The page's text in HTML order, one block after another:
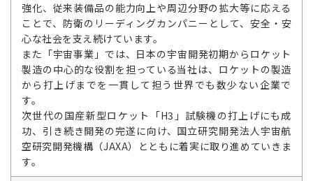
強化、従来装備品の能力向上や周辺分野の拡大等に応える
ことで、防衛のリーディングカンパニーとして、安全・安
心な社会を支え続けています。
また「宇宙事業」では、日本の宇宙開発初期からロケット
製造の中心的な役割を担っている当社は、ロケットの製造
から打上げまでを一貫して担う世界でも数少ない企業で
す。
次世代の国産新型ロケット「H3」試験機の打上げにも成
功、引き続き開発の完遂に向け、国立研究開発法人宇宙航
空研究開発機構（JAXA）とともに着実に取り進めていきま
す。